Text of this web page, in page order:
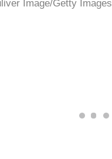
Image/Getty Images